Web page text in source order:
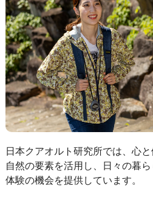
日本クアオルト研究所では、心
自然の要素を活用し、日々の暮
体験の機会を提供しています。